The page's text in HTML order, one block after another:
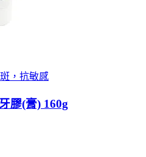
，抗敏感
膠(膏) 160g